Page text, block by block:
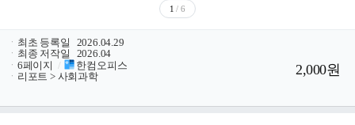
1 / 6
ㆍ 최초 등록일
2026.04.29
ㆍ 최종 저작일
2026.04
ㆍ 6페이지 /
한컴오피스
ㆍ 리포트 > 사회과학 2,000원